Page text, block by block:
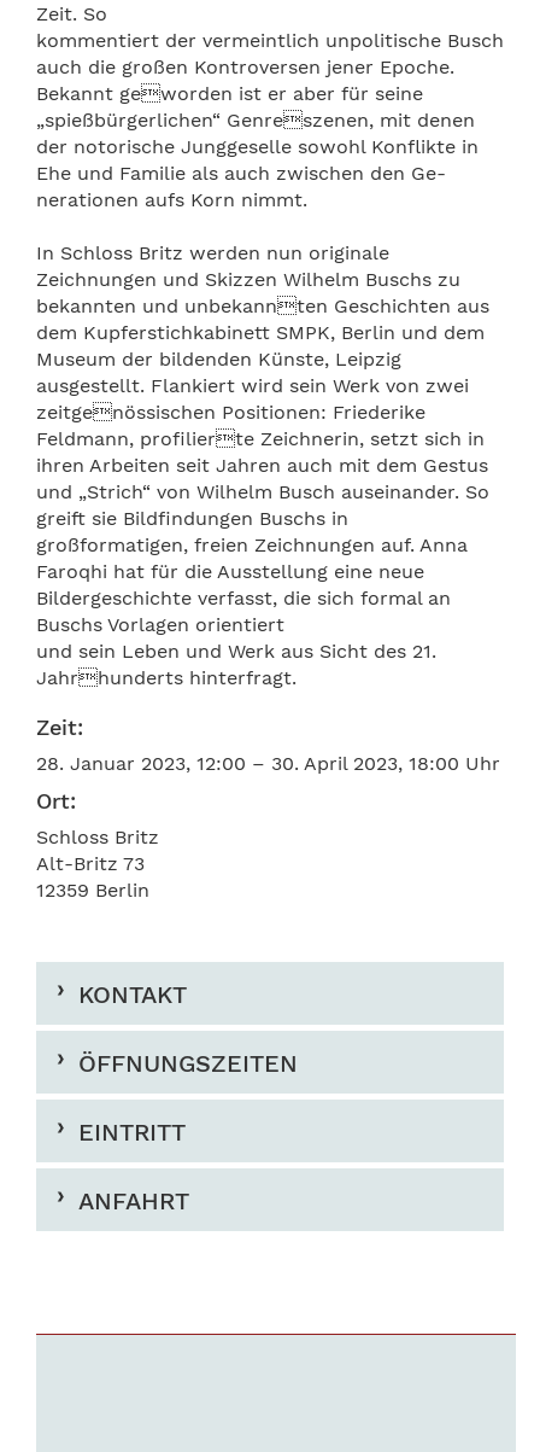
Zeit. So
kommentiert der vermeintlich unpolitische Busch
auch die großen Kontroversen jener Epoche.
Bekannt geworden ist er aber für seine
„spießbürgerlichen“ Genreszenen, mit denen
der notorische Junggeselle sowohl Konflikte in
Ehe und Familie als auch zwischen den Ge-
nerationen aufs Korn nimmt.
In Schloss Britz werden nun originale
Zeichnungen und Skizzen Wilhelm Buschs zu
bekannten und unbekannten Geschichten aus
dem Kupferstichkabinett SMPK, Berlin und dem
Museum der bildenden Künste, Leipzig
ausgestellt. Flankiert wird sein Werk von zwei
zeitgenössischen Positionen: Friederike
Feldmann, profilierte Zeichnerin, setzt sich in
ihren Arbeiten seit Jahren auch mit dem Gestus
und „Strich“ von Wilhelm Busch auseinander. So
greift sie Bildfindungen Buschs in
großformatigen, freien Zeichnungen auf. Anna
Faroqhi hat für die Ausstellung eine neue
Bildergeschichte verfasst, die sich formal an
Buschs Vorlagen orientiert
und sein Leben und Werk aus Sicht des 21.
Jahrhunderts hinterfragt.
Zeit:
28. Januar 2023, 12:00 – 30. April 2023, 18:00 Uhr
Ort:
Schloss Britz
Alt-Britz 73
12359 Berlin
KONTAKT
ÖFFNUNGSZEITEN
EINTRITT
ANFAHRT